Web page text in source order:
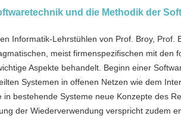
und die Methodik der
Informatik-Lehrstühlen von Prof. Broy,
meist firmenspezifischen mit
Aspekte behandelt. Beginn einer
Systemen in offenen Netzen wie dem
in bestehende Systeme neue Konzepte des
der Wiederverwendung verspricht zudem